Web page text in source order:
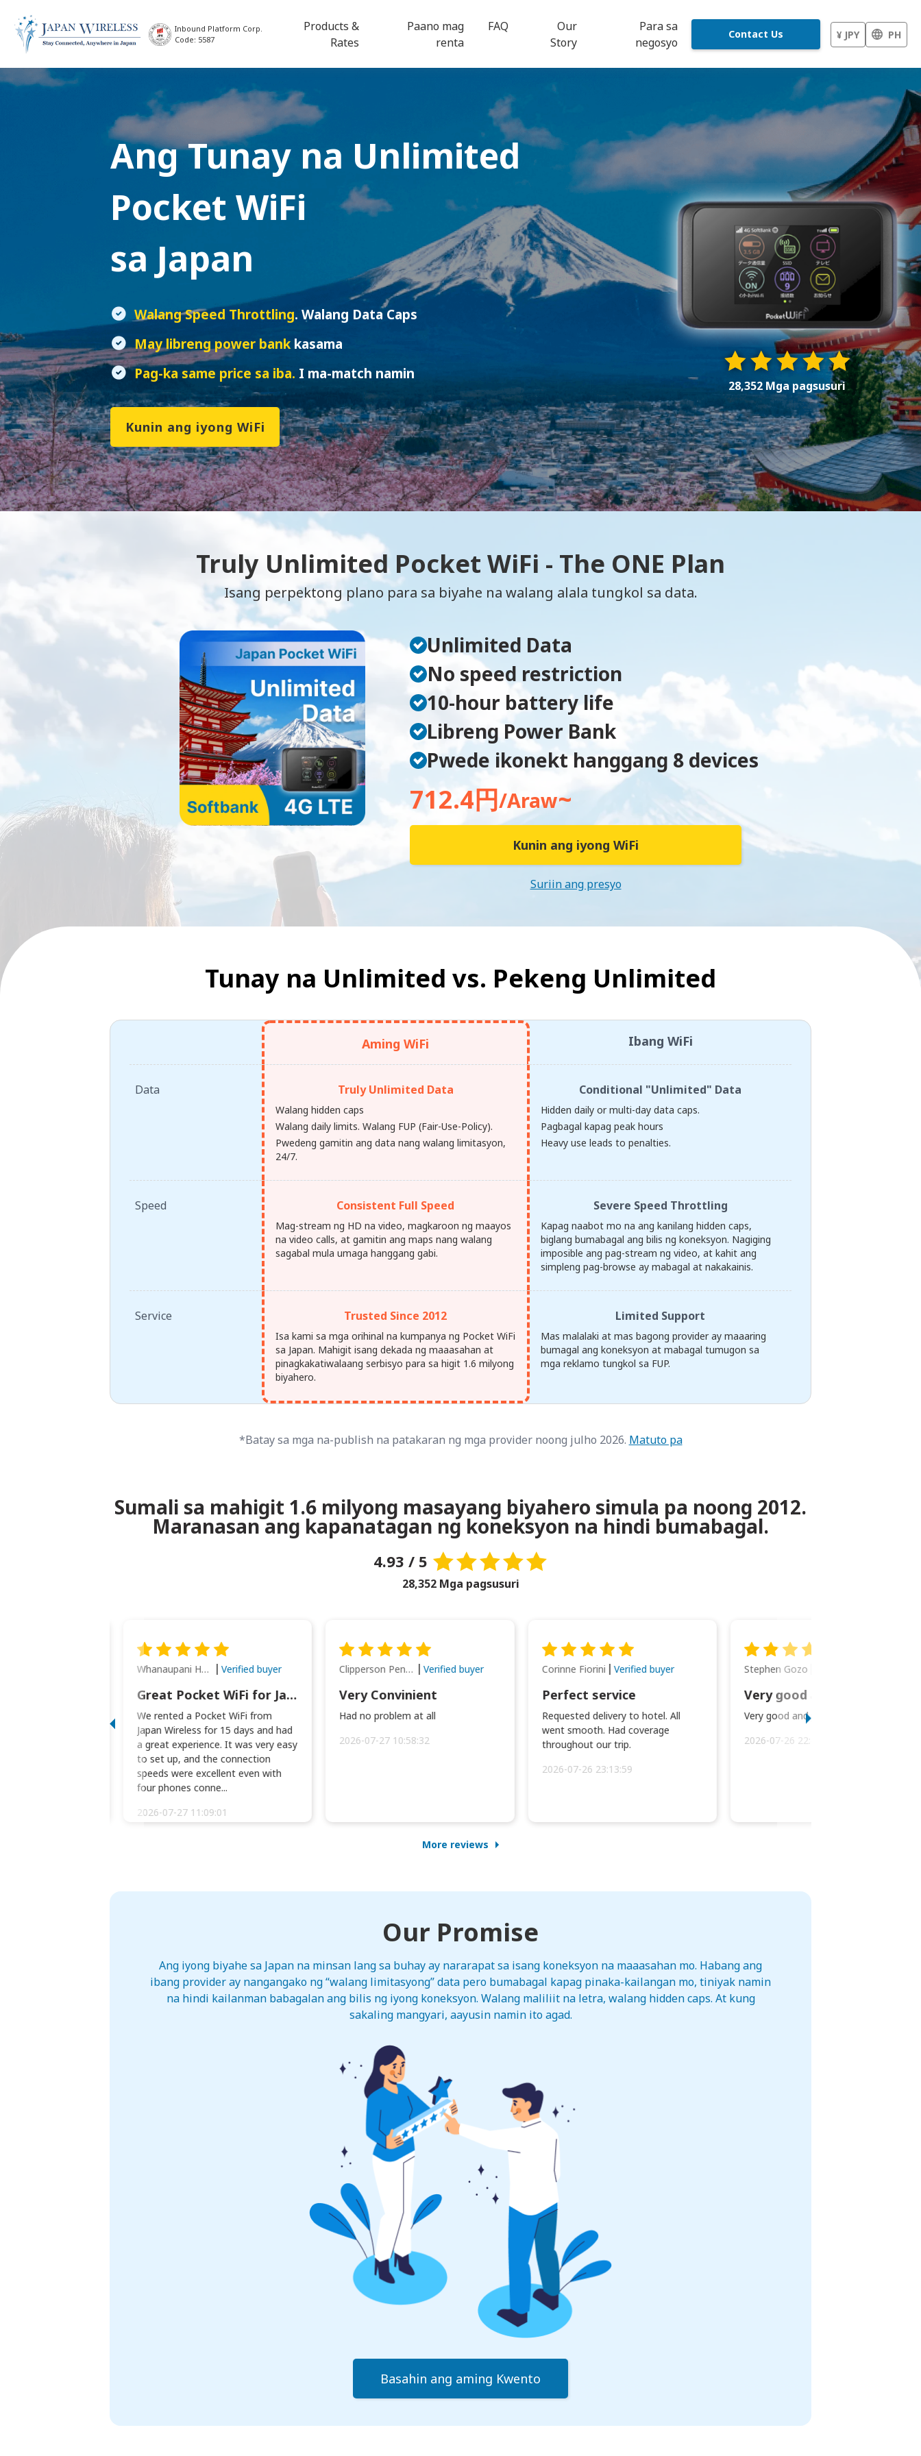
Inbound Platform Corp.
Code: 5587
Products &
Rates
Paano mag
renta
FAQ
Our
Story
Para sa
negosyo
Contact Us ¥ JPY PH
28,352 Mga pagsusuri
Ang Tunay na Unlimited
Pocket WiFi
sa Japan
Walang Speed Throttling. Walang Data Caps
May libreng power bankkasama
Pag-ka same price sa iba. I ma-match namin
Kunin ang iyong WiFi
Truly Unlimited Pocket WiFi - The ONE Plan
Isang perpektong plano para sa biyahe na walang alala tungkol sa data.
Unlimited Data
No speed restriction
10-hour battery life
Libreng Power Bank
Pwede ikonekt hanggang 8 devices
712.4円/Araw~
Kunin ang iyong WiFi
Suriin ang presyo
Tunay na Unlimited vs. Pekeng Unlimited
Aming WiFi Ibang WiFi
Data Truly Unlimited Data
Walang hidden caps
Walang daily limits. Walang FUP (Fair-Use-Policy).
Pwedeng gamitin ang data nang walang limitasyon,
24/7.
Conditional "Unlimited" Data
Hidden daily or multi-day data caps.
Pagbagal kapag peak hours
Heavy use leads to penalties.
Speed Consistent Full Speed
Mag-stream ng HD na video, magkaroon ng maayos
na video calls, at gamitin ang maps nang walang
sagabal mula umaga hanggang gabi.
Severe Speed Throttling
Kapag naabot mo na ang kanilang hidden caps,
biglang bumabagal ang bilis ng koneksyon. Nagiging
imposible ang pag-stream ng video, at kahit ang
simpleng pag-browse ay mabagal at nakakainis.
Service Trusted Since 2012
Isa kami sa mga orihinal na kumpanya ng Pocket WiFi
sa Japan. Mahigit isang dekada ng maaasahan at
pinagkakatiwalaang serbisyo para sa higit 1.6 milyong
biyahero.
Limited Support
Mas malalaki at mas bagong provider ay maaaring
bumagal ang koneksyon at mabagal tumugon sa
mga reklamo tungkol sa FUP.
*Batay sa mga na-publish na patakaran ng mga provider noong julho 2026. Matuto pa
Sumali sa mahigit 1.6 milyong masayang biyahero simula pa noong 2012.
Maranasan ang kapanatagan ng koneksyon na hindi bumabagal.
4.93 / 5
28,352 Mga pagsusuri
Whanaupani Henry Joseph Macown Verified buyer
Great Pocket WiFi for Japan Travel
We rented a Pocket WiFi from
Japan Wireless for 15 days and had
a great experience. It was very easy
to set up, and the connection
speeds were excellent even with
four phones conne...
2026-07-27 11:09:01
Clipperson Penilla Verified buyer
Very Convinient
Had no problem at all
2026-07-27 10:58:32
Corinne Fiorini Verified buyer
Perfect service
Requested delivery to hotel. All
went smooth. Had coverage
throughout our trip.
2026-07-26 23:13:59
Stephen Gozo
Very good and prompt service.
2026-07-26 22:43:45
More reviews
Our Promise
Ang iyong biyahe sa Japan na minsan lang sa buhay ay nararapat sa isang koneksyon na maaasahan mo. Habang ang
ibang provider ay nangangako ng “walang limitasyong” data pero bumabagal kapag pinaka-kailangan mo, tiniyak namin
na hindi kailanman babagalan ang bilis ng iyong koneksyon. Walang maliliit na letra, walang hidden caps. At kung
sakaling mangyari, aayusin namin ito agad.
Basahin ang aming Kwento